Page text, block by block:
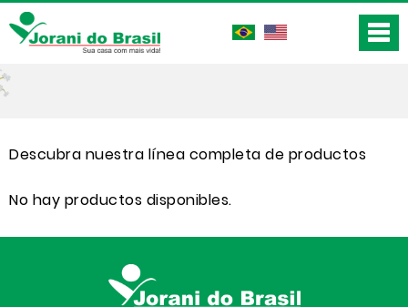
Descubra nuestra línea completa de productos
No hay productos disponibles.